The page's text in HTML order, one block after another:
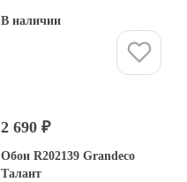
В наличии
2 690 ₽
Обои R202139 Grandeco
Талант